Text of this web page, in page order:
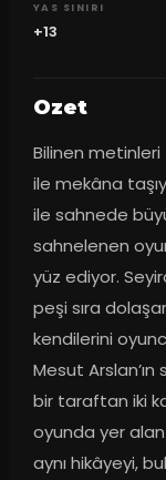
YAS SINIRI
+13
Ozet
Bilinen metinleri
ile mekâna
ile sahnede
sahnelenen
yüz ediyor.
peşi sıra
kendilerini
Mesut Arslan’ın
bir taraftan iki
oyunda yer
aynı hikâyeyi,